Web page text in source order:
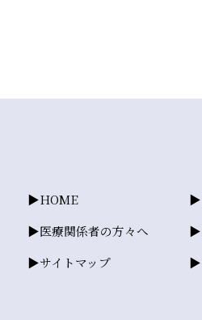
HOME
医療関係者の方々へ
サイトマップ